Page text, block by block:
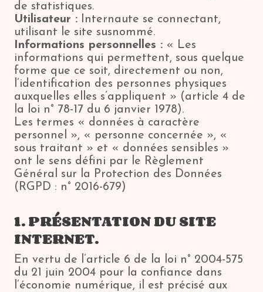
de statistiques.
Utilisateur : Internaute se connectant,
utilisant le site susnommé.
Informations personnelles : « Les
informations qui permettent, sous quelque
forme que ce soit, directement ou non,
l’identification des personnes physiques
auxquelles elles s’appliquent » (article 4 de
la loi n° 78-17 du 6 janvier 1978).
Les termes « données à caractère
personnel », « personne concernée », «
sous traitant » et « données sensibles »
ont le sens défini par le Règlement
Général sur la Protection des Données
(RGPD : n° 2016-679)
1. PRÉSENTATION DU SITE
INTERNET.
En vertu de l’article 6 de la loi n° 2004-575
du 21 juin 2004 pour la confiance dans
l’économie numérique, il est précisé aux